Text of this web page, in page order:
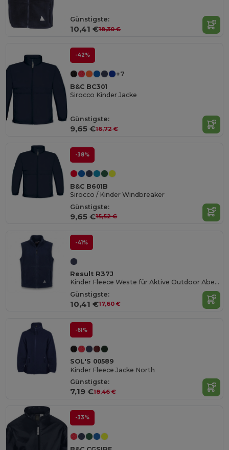
Günstigste:
10,41 €18,30 €
-42%
+7
B&C BC301
Sirocco Kinder Jacke
Günstigste:
9,65 €16,72 €
-38%
B&C B601B
Sirocco / Kinder Windbreaker
Günstigste:
9,65 €15,52 €
-41%
Result R37J
Kinder Fleece Weste für Aktive Outdoor Abenteuer
Günstigste:
10,41 €17,60 €
-61%
SOL'S 00589
Kinder Fleece Jacke North
Günstigste:
7,19 €18,46 €
-33%